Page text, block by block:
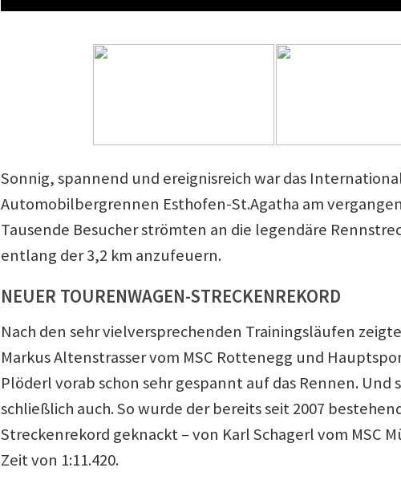
Sonnig, spannend und ereignisreich war das
Automobilbergrennen Esthofen-St.Agatha am
Tausende Besucher strömten an die legendäre
entlang der 3,2 km anzufeuern.
NEUER TOURENWAGEN-STRECKENREKORD
Nach den sehr vielversprechenden Trainingsläufen
Markus Altenstrasser vom MSC Rottenegg und
Plöderl vorab schon sehr gespannt auf das Rennen. Und
schließlich auch. So wurde der bereits seit 2007
Streckenrekord geknackt – von Karl Schagerl vom MSC
Zeit von 1:11.420.